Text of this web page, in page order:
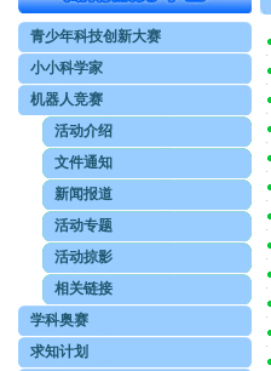
青少年科技创新大赛
小小科学家
机器人竞赛
活动介绍
文件通知
新闻报道
活动专题
活动掠影
相关链接
学科奥赛
求知计划